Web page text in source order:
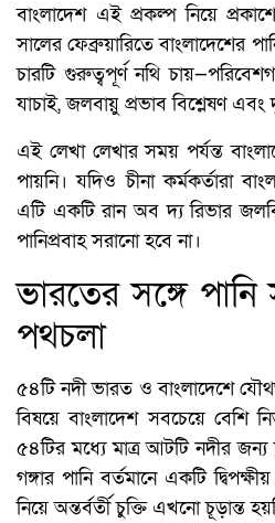
বাংলাদেশ এই প্রকল্প নিয়ে
সালের ফেব্রুয়ারিতে বাংলাদেশের
চারটি গুরুত্বপূর্ণ নথি
যাচাই, জলবায়ু প্রভাব বিশ্লেষণ এবং
এই লেখা লেখার সময় পর্যন্ত
পায়নি। যদিও চীনা কর্মকর্তারা
এটি একটি রান অব দ্য রিভার
পানিপ্রবাহ সরানো হবে না।
ভারতের সঙ্গে
পথচলা
৫৪টি নদী ভারত ও বাংলাদেশে
বিষয়ে বাংলাদেশ সবচেয়ে বেশি
৫৪টির মধ্যে মাত্র আটটি নদীর
গঙ্গার পানি বর্তমানে একটি
নিয়ে অন্তর্বর্তী চুক্তি এখনো চূড়ান্ত